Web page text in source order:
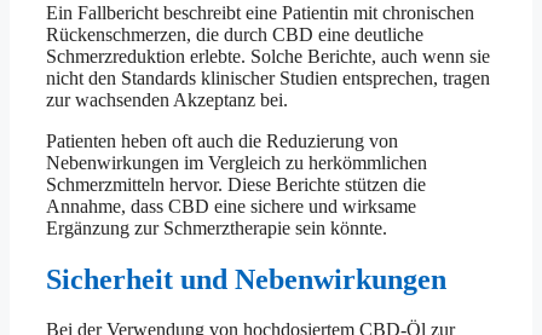
Ein Fallbericht beschreibt eine Patientin mit chronischen
Rückenschmerzen, die durch CBD eine deutliche
Schmerzreduktion erlebte. Solche Berichte, auch wenn sie
nicht den Standards klinischer Studien entsprechen, tragen
zur wachsenden Akzeptanz bei.
Patienten heben oft auch die Reduzierung von
Nebenwirkungen im Vergleich zu herkömmlichen
Schmerzmitteln hervor. Diese Berichte stützen die
Annahme, dass CBD eine sichere und wirksame
Ergänzung zur Schmerztherapie sein könnte.
Sicherheit und Nebenwirkungen
Bei der Verwendung von hochdosiertem CBD-Öl zur